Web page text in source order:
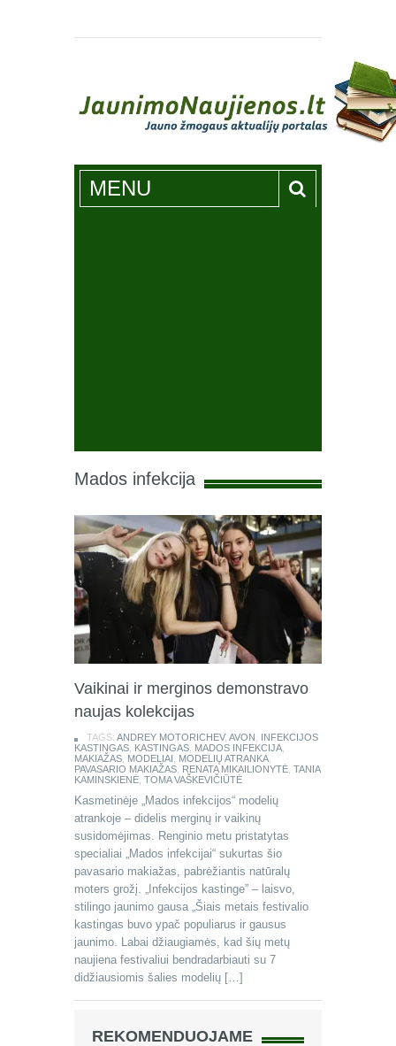
Jaunimonaujienos.lt
MENU
Mados infekcija
Vaikinai ir merginos demonstravo
naujas kolekcijas
TAGS: ANDREY MOTORICHEV, AVON
INFEKCIJOS
KASTINGAS KASTINGAS MADOS INFEKCIJA
MAKIAŽAS MODELIAI MODELIŲ ATRANKA
PAVASARIO MAKIAŽAS RENATA MIKAILIONYTĖ TANIA
KAMINSKIENĖ TOMA VAŠKEVIČIŪTĖ
Kasmetinėje „Mados infekcijos“ modelių
atrankoje – didelis merginų ir vaikinų
susidomėjimas. Renginio metu pristatytas
specialiai „Mados infekcijai“ sukurtas šio
pavasario makiažas, pabrėžiantis natūralų
moters grožį. „Infekcijos kastinge” – laisvo,
stilingo jaunimo gausa „Šiais metais festivalio
kastingas buvo ypač populiarus ir gausus
jaunimo. Labai džiaugiamės, kad šių metų
naujiena festivaliui bendradarbiauti su 7
didžiausiomis šalies modelių […]
REKOMENDUOJAME